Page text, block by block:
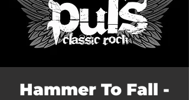
Hammer To Fall -